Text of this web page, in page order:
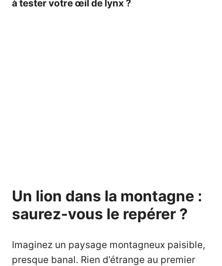
à tester votre œil de lynx ?
Un lion dans la montagne :
saurez-vous le repérer ?
Imaginez un paysage montagneux paisible,
presque banal. Rien d’étrange au premier